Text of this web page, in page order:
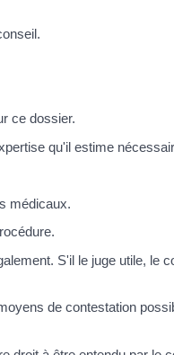
ce dossier.
qu'il estime
médicaux.
S'il le juge utile, le
de contestation